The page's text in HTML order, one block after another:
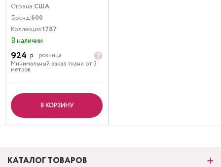
Страна:США
Бренд:600
Коллекция:1787
В наличии
924 р.
розница
Минимальный заказ ткани от 3
метров
В КОРЗИНУ
КАТАЛОГ ТОВАРОВ